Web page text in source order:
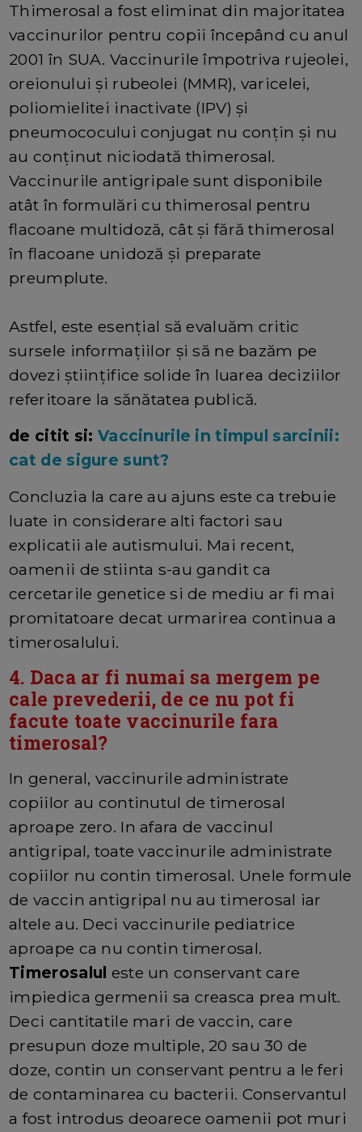
Thimerosal a fost eliminat din majoritatea
vaccinurilor pentru copii începând cu anul
2001 în SUA. Vaccinurile împotriva rujeolei,
oreionului și rubeolei (MMR), varicelei,
poliomielitei inactivate (IPV) și
pneumococului conjugat nu conțin și nu
au conținut niciodată thimerosal.
Vaccinurile antigripale sunt disponibile
atât în formulări cu thimerosal pentru
flacoane multidoză, cât și fără thimerosal
în flacoane unidoză și preparate
preumplute.
Astfel, este esențial să evaluăm critic
sursele informațiilor și să ne bazăm pe
dovezi științifice solide în luarea deciziilor
referitoare la sănătatea publică.
de citit si: Vaccinurile in timpul sarcinii:
cat de sigure sunt?
Concluzia la care au ajuns este ca trebuie
luate in considerare alti factori sau
explicatii ale autismului. Mai recent,
oamenii de stiinta s-au gandit ca
cercetarile genetice si de mediu ar fi mai
promitatoare decat urmarirea continua a
timerosalului.
4. Daca ar fi numai sa mergem pe
cale prevederii, de ce nu pot fi
facute toate vaccinurile fara
timerosal?
In general, vaccinurile administrate
copiilor au continutul de timerosal
aproape zero. In afara de vaccinul
antigripal, toate vaccinurile administrate
copiilor nu contin timerosal. Unele formule
de vaccin antigripal nu au timerosal iar
altele au. Deci vaccinurile pediatrice
aproape ca nu contin timerosal.
Timerosalul este un conservant care
impiedica germenii sa creasca prea mult.
Deci cantitatile mari de vaccin, care
presupun doze multiple, 20 sau 30 de
doze, contin un conservant pentru a le feri
de contaminarea cu bacterii. Conservantul
a fost introdus deoarece oamenii pot muri